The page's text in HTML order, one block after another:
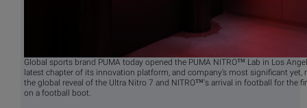
Global sports brand PUMA today opened the PUMA NITRO™ Lab in Los
latest chapter of its innovation platform, and company’s most significant yet,
the global reveal of the Ultra Nitro 7 and NITRO™'s arrival in football for the
on a football boot.